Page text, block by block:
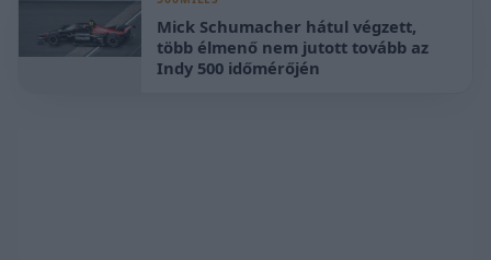
Mick Schumacher hátul végzett,
több élmenő nem jutott tovább az
Indy 500 időmérőjén